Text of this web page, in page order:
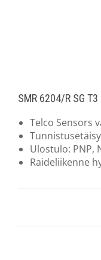
SMR 6204/R SG T3
Telco Sensors
Ulostulo: PNP,
Raideliikenne